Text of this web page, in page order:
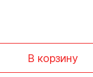
В корзину